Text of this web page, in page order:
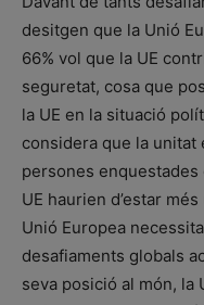
desitgen que la Unió
66% vol que la UE
seguretat, cosa que
la UE en la situació
considera que la unitat
persones
UE haurien d’estar
Unió Europea
desafiaments globals
seva posició al món, la